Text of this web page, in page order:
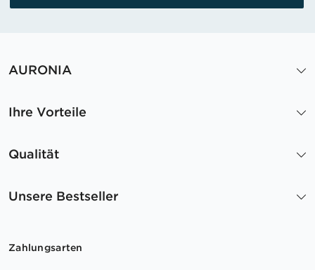
AURONIA
Ihre Vorteile
Qualität
Unsere Bestseller
Zahlungsarten